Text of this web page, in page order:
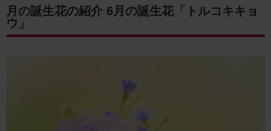
月の誕生花の紹介 6月の誕生花「トルコキキョ
ウ」